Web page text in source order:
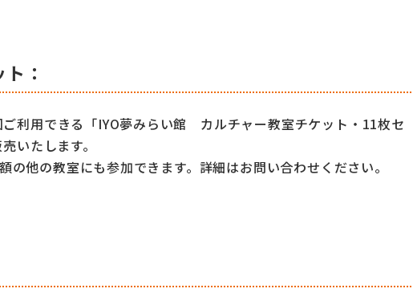
：
利用できる「IYO夢みらい館 カルチャー教室チケット・11枚セ
いたします。
の他の教室にも参加できます。詳細はお問い合わせください。